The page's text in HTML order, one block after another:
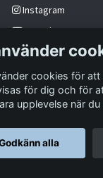
Instagram
YouTube
cookies för
för dig och för
upplevelse när
alla